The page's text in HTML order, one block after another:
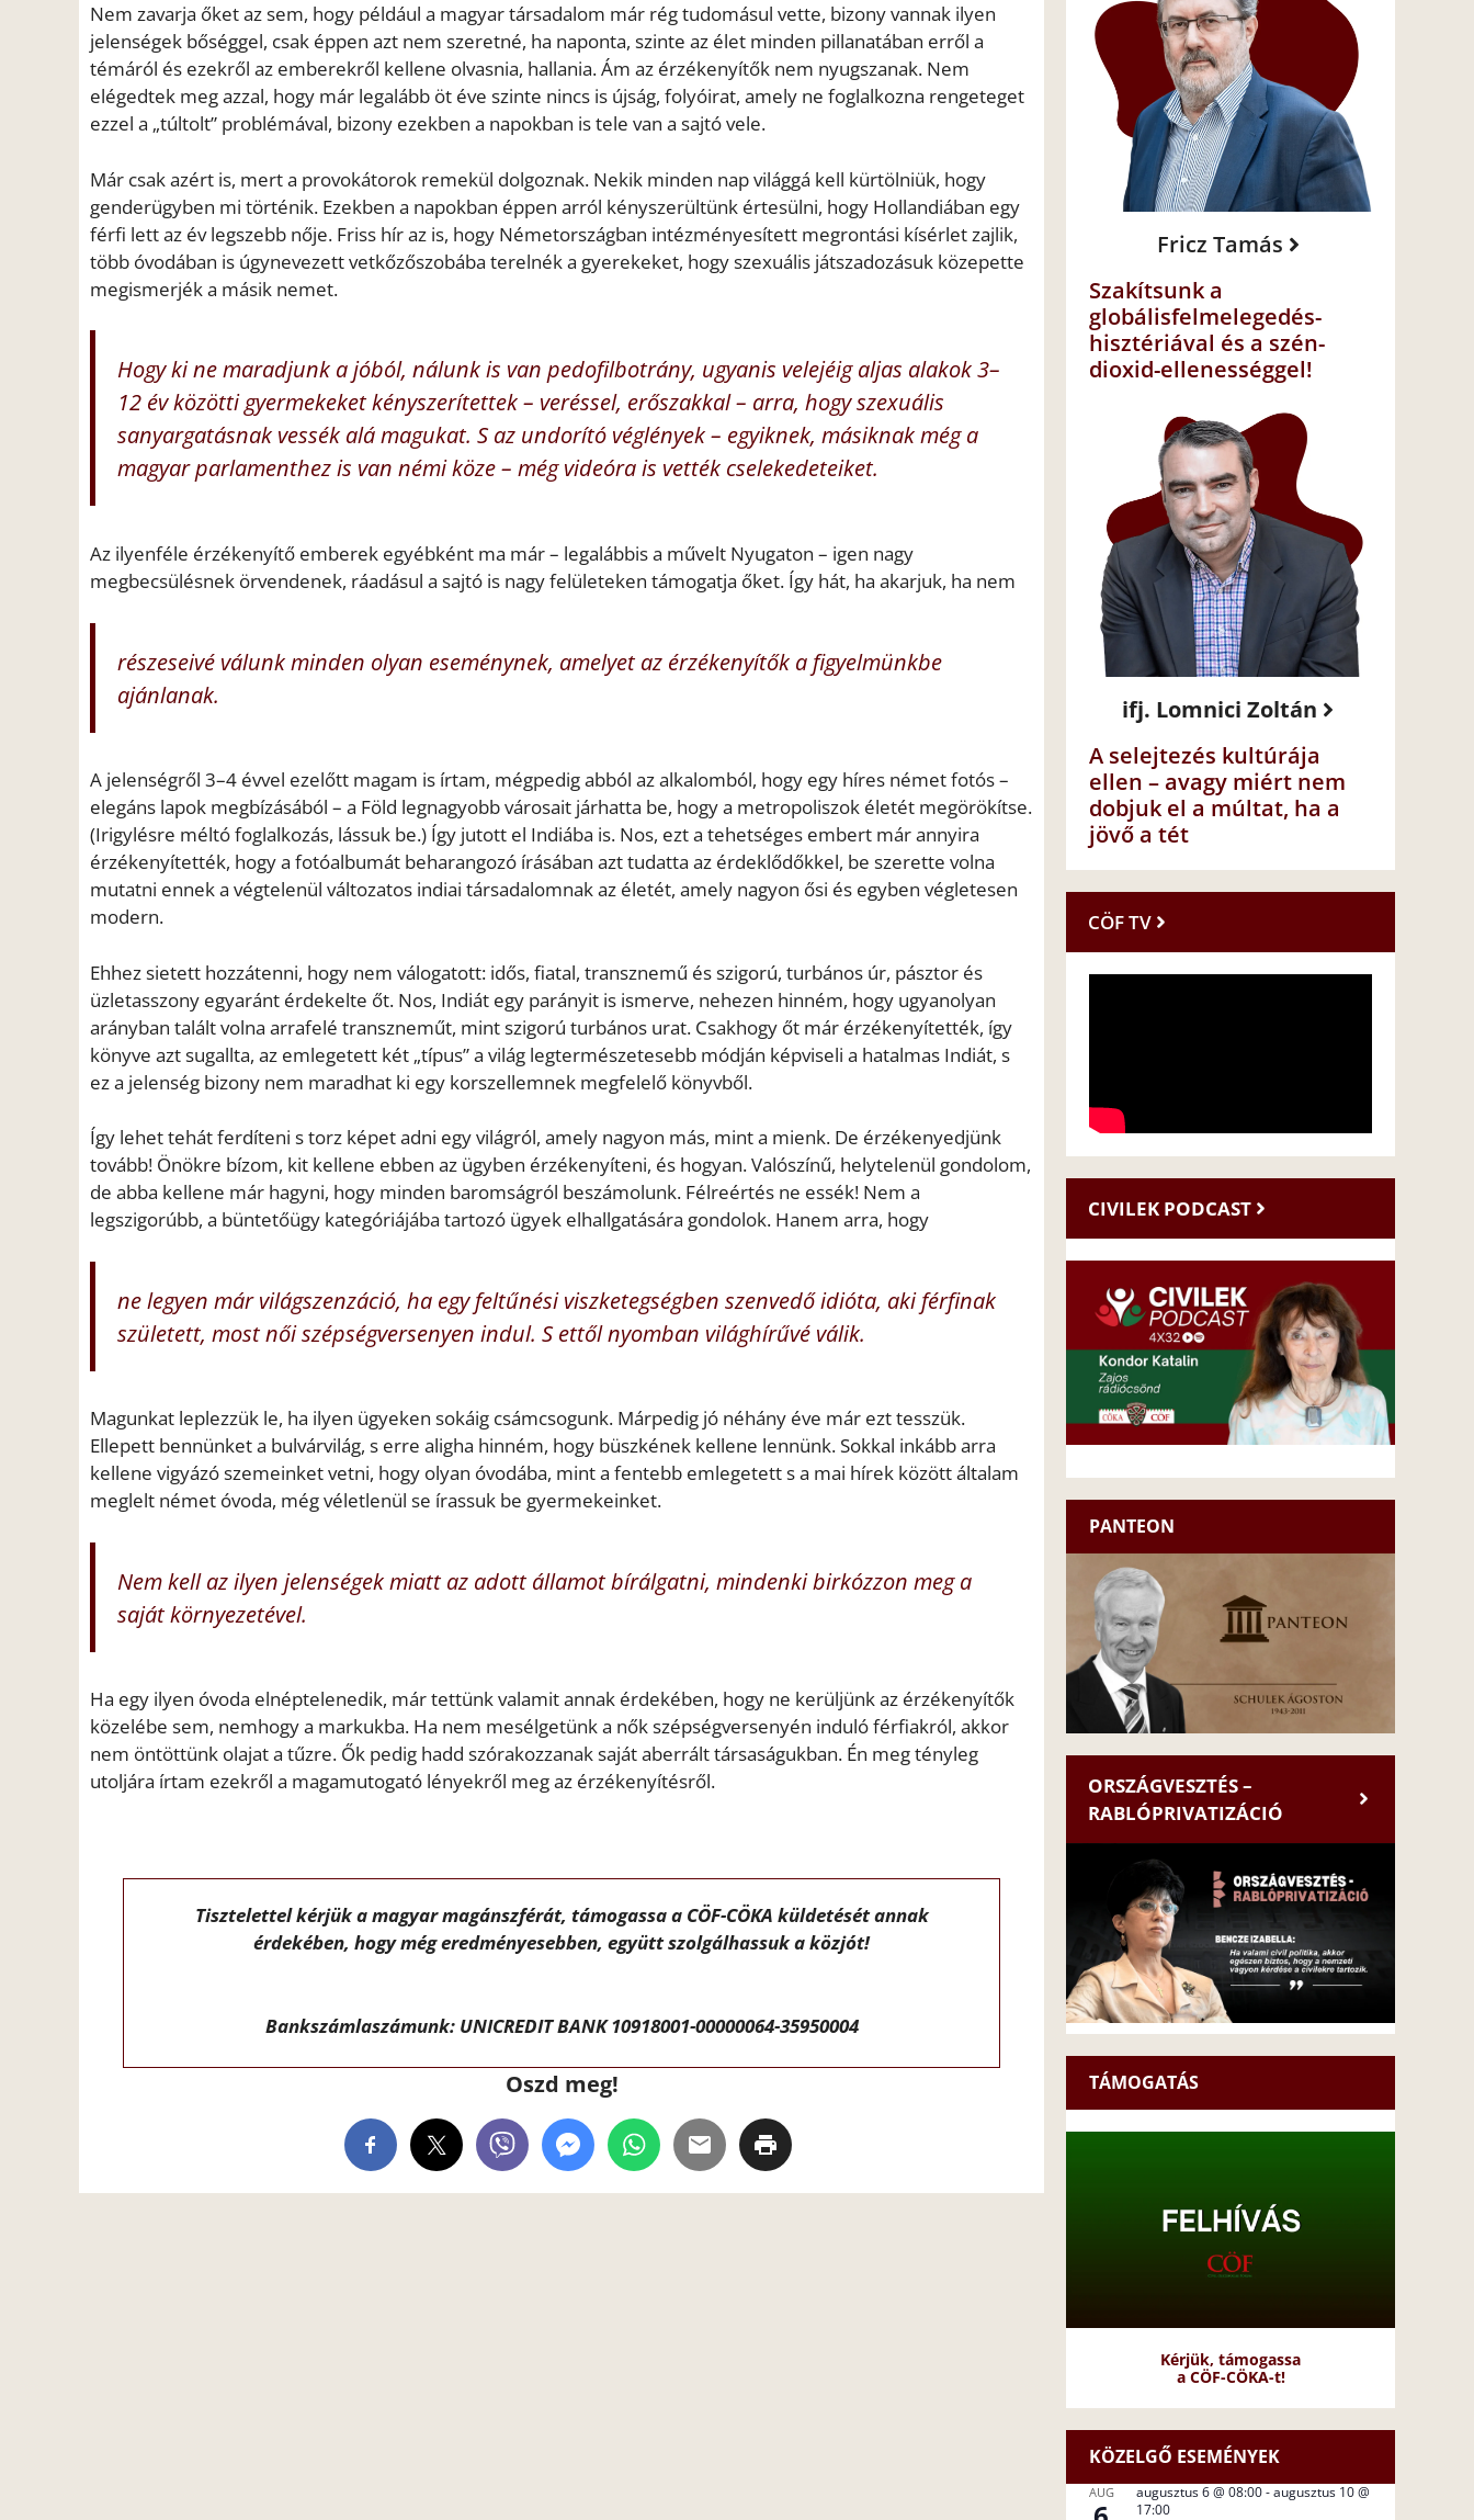
Nem zavarja őket az sem, hogy például a magyar társadalom már rég tudomásul vette, bizony vannak ilyen
jelenségek bőséggel, csak éppen azt nem szeretné, ha naponta, szinte az élet minden pillanatában erről a
témáról és ezekről az emberekről kellene olvasnia, hallania. Ám az érzékenyítők nem nyugszanak. Nem
elégedtek meg azzal, hogy már legalább öt éve szinte nincs is újság, folyóirat, amely ne foglalkozna rengeteget
ezzel a „túltolt” problémával, bizony ezekben a napokban is tele van a sajtó vele.
Már csak azért is, mert a provokátorok remekül dolgoznak. Nekik minden nap világgá kell kürtölniük, hogy
genderügyben mi történik. Ezekben a napokban éppen arról kényszerültünk értesülni, hogy Hollandiában egy
férfi lett az év legszebb nője. Friss hír az is, hogy Németországban intézményesített megrontási kísérlet zajlik,
több óvodában is úgynevezett vetkőzőszobába terelnék a gyerekeket, hogy szexuális játszadozásuk közepette
megismerjék a másik nemet.
Hogy ki ne maradjunk a jóból, nálunk is van pedofilbotrány, ugyanis velejéig aljas alakok 3–
12 év közötti gyermekeket kényszerítettek – veréssel, erőszakkal – arra, hogy szexuális
sanyargatásnak vessék alá magukat. S az undorító véglények – egyiknek, másiknak még a
magyar parlamenthez is van némi köze – még videóra is vették cselekedeteiket.
Az ilyenféle érzékenyítő emberek egyébként ma már – legalábbis a művelt Nyugaton – igen nagy
megbecsülésnek örvendenek, ráadásul a sajtó is nagy felületeken támogatja őket. Így hát, ha akarjuk, ha nem
részeseivé válunk minden olyan eseménynek, amelyet az érzékenyítők a figyelmünkbe
ajánlanak.
A jelenségről 3–4 évvel ezelőtt magam is írtam, mégpedig abból az alkalomból, hogy egy híres német fotós –
elegáns lapok megbízásából – a Föld legnagyobb városait járhatta be, hogy a metropoliszok életét megörökítse.
(Irigylésre méltó foglalkozás, lássuk be.) Így jutott el Indiába is. Nos, ezt a tehetséges embert már annyira
érzékenyítették, hogy a fotóalbumát beharangozó írásában azt tudatta az érdeklődőkkel, be szerette volna
mutatni ennek a végtelenül változatos indiai társadalomnak az életét, amely nagyon ősi és egyben végletesen
modern.
Ehhez sietett hozzátenni, hogy nem válogatott: idős, fiatal, transznemű és szigorú, turbános úr, pásztor és
üzletasszony egyaránt érdekelte őt. Nos, Indiát egy parányit is ismerve, nehezen hinném, hogy ugyanolyan
arányban talált volna arrafelé transzneműt, mint szigorú turbános urat. Csakhogy őt már érzékenyítették, így
könyve azt sugallta, az emlegetett két „típus” a világ legtermészetesebb módján képviseli a hatalmas Indiát, s
ez a jelenség bizony nem maradhat ki egy korszellemnek megfelelő könyvből.
Így lehet tehát ferdíteni s torz képet adni egy világról, amely nagyon más, mint a mienk. De érzékenyedjünk
tovább! Önökre bízom, kit kellene ebben az ügyben érzékenyíteni, és hogyan. Valószínű, helytelenül gondolom,
de abba kellene már hagyni, hogy minden baromságról beszámolunk. Félreértés ne essék! Nem a
legszigorúbb, a büntetőügy kategóriájába tartozó ügyek elhallgatására gondolok. Hanem arra, hogy
ne legyen már világszenzáció, ha egy feltűnési viszketegségben szenvedő idióta, aki férfinak
született, most női szépségversenyen indul. S ettől nyomban világhírűvé válik.
Magunkat leplezzük le, ha ilyen ügyeken sokáig csámcsogunk. Márpedig jó néhány éve már ezt tesszük.
Ellepett bennünket a bulvárvilág, s erre aligha hinném, hogy büszkének kellene lennünk. Sokkal inkább arra
kellene vigyázó szemeinket vetni, hogy olyan óvodába, mint a fentebb emlegetett s a mai hírek között általam
meglelt német óvoda, még véletlenül se írassuk be gyermekeinket.
Nem kell az ilyen jelenségek miatt az adott államot bírálgatni, mindenki birkózzon meg a
saját környezetével.
Ha egy ilyen óvoda elnéptelenedik, már tettünk valamit annak érdekében, hogy ne kerüljünk az érzékenyítők
közelébe sem, nemhogy a markukba. Ha nem mesélgetünk a nők szépségversenyén induló férfiakról, akkor
nem öntöttünk olajat a tűzre. Ők pedig hadd szórakozzanak saját aberrált társaságukban. Én meg tényleg
utoljára írtam ezekről a magamutogató lényekről meg az érzékenyítésről.
Tisztelettel kérjük a magyar magánszférát, támogassa a CÖF-CÖKA küldetését annak
érdekében, hogy még eredményesebben, együtt szolgálhassuk a közjót!
Bankszámlaszámunk: UNICREDIT BANK 10918001-00000064-35950004
Oszd meg!
Fricz Tamás
Szakítsunk a
globálisfelmelegedés-
hisztériával és a szén-
dioxid-ellenességgel!
ifj. Lomnici Zoltán
A selejtezés kultúrája
ellen – avagy miért nem
dobjuk el a múltat, ha a
jövő a tét
CÖF TV
CIVILEK PODCAST
PANTEON
ORSZÁGVESZTÉS –
RABLÓPRIVATIZÁCIÓ
TÁMOGATÁS
Kérjük, támogassa
a CÖF-CÖKA-t!
KÖZELGŐ ESEMÉNYEK
AUG augusztus 6 @ 08:00-augusztus 10 @
17:00